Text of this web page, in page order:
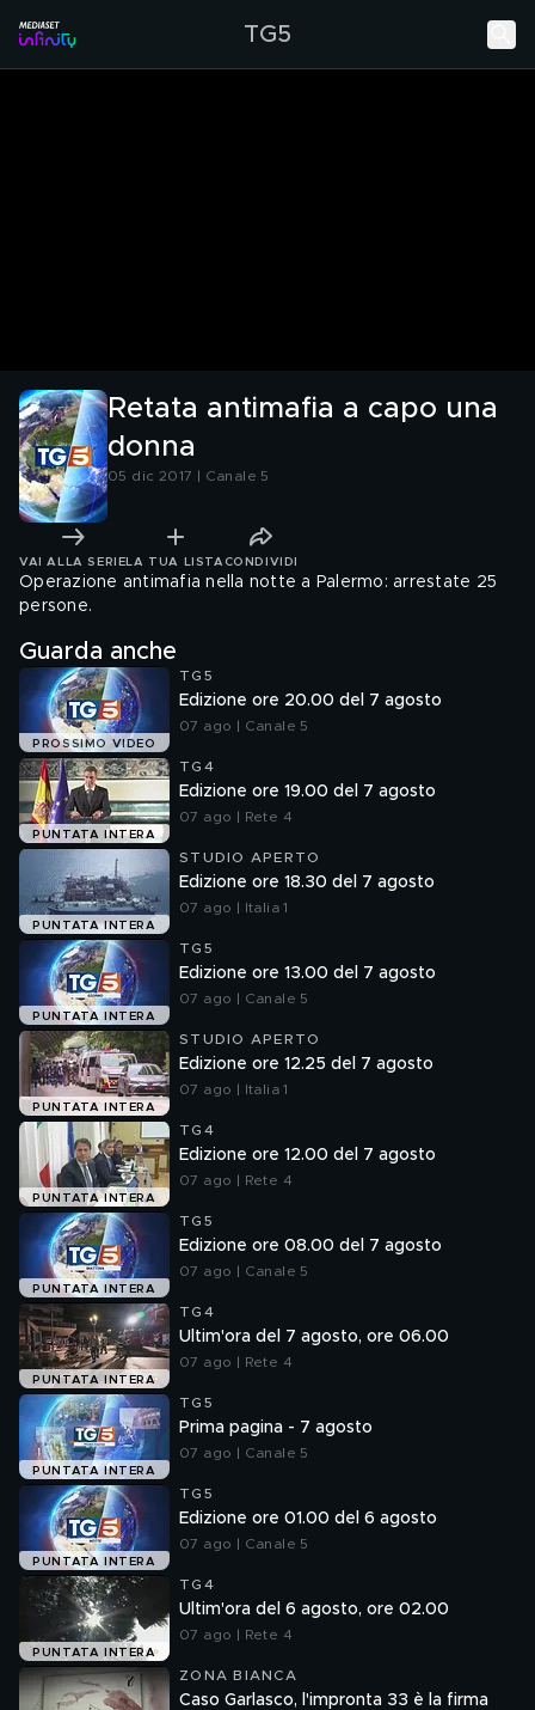
TG5
Retata antimafia a capo una
donna
05 dic 2017 | Canale 5
VAI ALLA SERIE LA TUA LISTA CONDIVIDI
Operazione antimafia nella notte a Palermo: arrestate 25
persone.
Guarda anche
PROSSIMO VIDEO
TG5
Edizione ore 20.00 del 7 agosto
07 ago | Canale 5
PUNTATA INTERA
TG4
Edizione ore 19.00 del 7 agosto
07 ago | Rete 4
PUNTATA INTERA
STUDIO APERTO
Edizione ore 18.30 del 7 agosto
07 ago | Italia 1
PUNTATA INTERA
TG5
Edizione ore 13.00 del 7 agosto
07 ago | Canale 5
PUNTATA INTERA
STUDIO APERTO
Edizione ore 12.25 del 7 agosto
07 ago | Italia 1
PUNTATA INTERA
TG4
Edizione ore 12.00 del 7 agosto
07 ago | Rete 4
PUNTATA INTERA
TG5
Edizione ore 08.00 del 7 agosto
07 ago | Canale 5
PUNTATA INTERA
TG4
Ultim'ora del 7 agosto, ore 06.00
07 ago | Rete 4
PUNTATA INTERA
TG5
Prima pagina - 7 agosto
07 ago | Canale 5
PUNTATA INTERA
TG5
Edizione ore 01.00 del 6 agosto
07 ago | Canale 5
PUNTATA INTERA
TG4
Ultim'ora del 6 agosto, ore 02.00
07 ago | Rete 4
ZONA BIANCA
Caso Garlasco, l'impronta 33 è la firma